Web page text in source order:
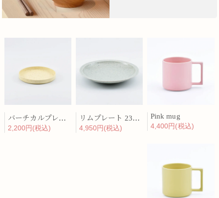
バーチカルプレート 15cm 化粧土
2,200円(税込)
リムプレート 23cm 呉須散
4,950円(税込)
Pink mug
4,400円(税込)